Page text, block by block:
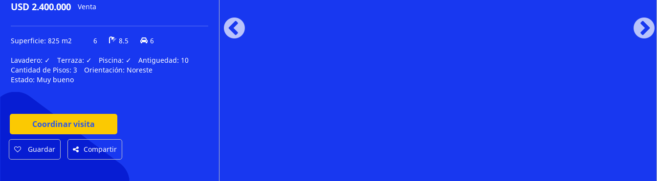
USD 2.400.000 Venta
Superficie: 825 m2 6 8.5 6
Lavadero: ✓ Terraza: ✓ Piscina: ✓ Antiguedad: 10
Cantidad de Pisos:3 Orientación: Noreste
Estado: Muy bueno
Coordinar visita
Guardar Compartir